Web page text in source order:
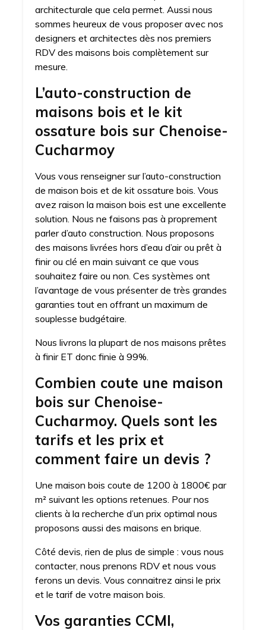
architecturale que cela permet. Aussi nous
sommes heureux de vous proposer avec nos
designers et architectes dès nos premiers
RDV des maisons bois complètement sur
mesure.
L’auto-construction de
maisons bois et le kit
ossature bois sur Chenoise-
Cucharmoy
Vous vous renseigner sur l’auto-construction
de maison bois et de kit ossature bois. Vous
avez raison la maison bois est une excellente
solution. Nous ne faisons pas à proprement
parler d’auto construction. Nous proposons
des maisons livrées hors d’eau d’air ou prêt à
finir ou clé en main suivant ce que vous
souhaitez faire ou non. Ces systèmes ont
l’avantage de vous présenter de très grandes
garanties tout en offrant un maximum de
souplesse budgétaire.
Nous livrons la plupart de nos maisons prêtes
à finir ET donc finie à 99%.
Combien coute une maison
bois sur Chenoise-
Cucharmoy. Quels sont les
tarifs et les prix et
comment faire un devis ?
Une maison bois coute de 1200 à 1800€ par
m² suivant les options retenues. Pour nos
clients à la recherche d’un prix optimal nous
proposons aussi des maisons en brique.
Côté devis, rien de plus de simple : vous nous
contacter, nous prenons RDV et nous vous
ferons un devis. Vous connaitrez ainsi le prix
et le tarif de votre maison bois.
Vos garanties CCMI,